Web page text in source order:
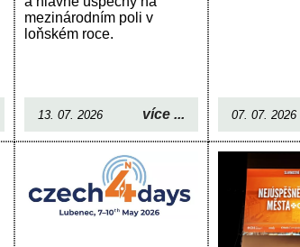
mezinárodním poli v
loňském roce.
13. 07. 2026 více ... 07. 07. 2026